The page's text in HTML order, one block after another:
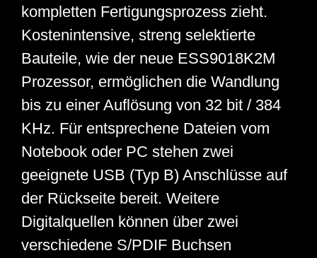
kompletten Fertigungsprozess zieht.
Kostenintensive, streng selektierte
Bauteile, wie der neue ESS9018K2M
Prozessor, ermöglichen die Wandlung
bis zu einer Auflösung von 32 bit / 384
KHz. Für entsprechene Dateien vom
Notebook oder PC stehen zwei
geeignete USB (Typ B) Anschlüsse auf
der Rückseite bereit. Weitere
Digitalquellen können über zwei
verschiedene S/PDIF Buchsen